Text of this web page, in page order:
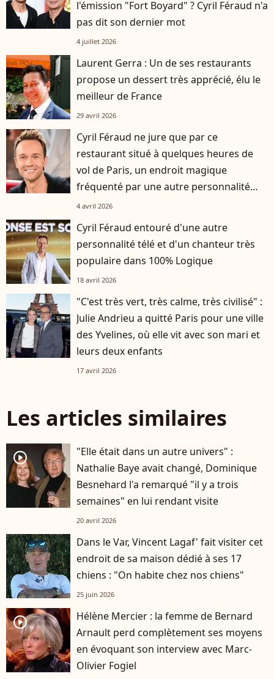
l'émission "Fort Boyard" ? Cyril Féraud n'a
pas dit son dernier mot
4 juillet 2026
Laurent Gerra : Un de ses restaurants
propose un dessert très apprécié, élu le
meilleur de France
29 avril 2026
Cyril Féraud ne jure que par ce
restaurant situé à quelques heures de
vol de Paris, un endroit magique
fréquenté par une autre personnalité
télé
4 avril 2026
Cyril Féraud entouré d'une autre
personnalité télé et d'un chanteur très
populaire dans 100% Logique
18 avril 2026
"C'est très vert, très calme, très civilisé" :
Julie Andrieu a quitté Paris pour une ville
des Yvelines, où elle vit avec son mari et
leurs deux enfants
17 avril 2026
Les articles similaires
player2
"Elle était dans un autre univers" :
Nathalie Baye avait changé, Dominique
Besnehard l'a remarqué "il y a trois
semaines" en lui rendant visite
20 avril 2026
Dans le Var, Vincent Lagaf' fait visiter cet
endroit de sa maison dédié à ses 17
chiens : "On habite chez nos chiens"
25 juin 2026
player2
Hélène Mercier : la femme de Bernard
Arnault perd complètement ses moyens
en évoquant son interview avec Marc-
Olivier Fogiel